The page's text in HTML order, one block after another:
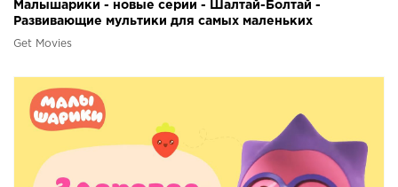
Малышарики - новые серии - Шалтай-Болтай -
Развивающие мультики для самых маленьких
Get Movies